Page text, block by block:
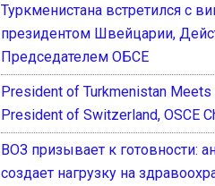
Туркменистана встретился с
президентом Швейцарии,
Председателем ОБСЕ
President of Turkmenistan
President of Switzerland, OSCE
ВОЗ призывает к готовности:
создает нагрузку на